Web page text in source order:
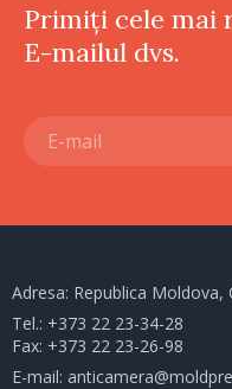
Primiți cele mai
E-mailul dvs.
Adresa: Republica Moldova,
Tel.: +373 22 23-34-28
Fax: +373 22 23-26-98
E-mail: